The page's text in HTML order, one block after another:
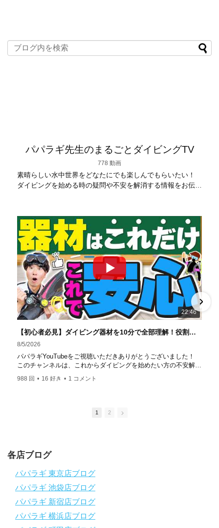
パパラギ先生のまるごとダイビングTV
778 動画
素晴らしい水中世界をどなたにでも楽しんでもらいたい！
ダイビングを始める時の疑問や不安を解消する情報をお伝え
５スター
ダイビングセンター 安心と信頼のゴー
ルドカード発行！ 徹底した安全管理と、国内トップクラス
の初心者ダイビングライセンス認定実績。 常駐のプロイン
ストラクターは40名ほど。 【初心者からプロレベルま
で！】 年間ファンダイブ開催数は1,000本を超え、初心者の
方でも安心して潜れるような初心者向けツアーを毎週開催
中！ 2021年マリンダイビング大賞
「講習が上手なダ
イビングスクール」部門
「教え方がうまいインストラク
ター」部門
「国内ダイビングサービス伊豆半島エリア」
部門
「国内ダイビングガイド伊豆半島エリア」部門 4冠
達成！ ――――――――――――――――― パパラギダイ
ビングスクール 本店 神奈川県 藤沢市 南藤沢10-4
https://www.papalagi.co.jp/staticpages/index.php/work
22:46
【初心者必見】ダイビング器材を10分で全部理解！役割・使い方をやさしく解説
8/5/2026
パパラギYouTubeをご視聴いただきありがとうございました！
このチャンネルは、これからダイビングを始めたい方の不安解消
や悩みごとを解消するためのチャンネルです
ひとりでも多くの方に、素敵なダイビングライフを送っていただ
ダイビングのこんな情報を知りたいなどありましたらコメントを
～～～～～～～～～～～～～～～～～～～～～～～～～～～～
1986年創業！国内最大規模のスキューバダイビングスクール。
徹底した安全管理と、国内トップクラスの初心者ダイビングライ
センス認定実績。
～～～～～～～～～～～～～～～～～～～～～～～～～～～～
【スマホで見れるWebマニュアル！】
988 回 • 16 好き • 1 コメント
1 2
各店ブログ
パパラギ 東京店ブログ
パパラギ 池袋店ブログ
パパラギ 新宿店ブログ
パパラギ 横浜店ブログ